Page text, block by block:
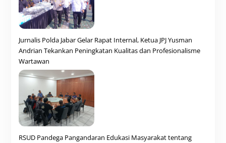
Jurnalis Polda Jabar Gelar Rapat Internal, Ketua JPJ Yusman
Andrian Tekankan Peningkatan Kualitas dan Profesionalisme
Wartawan
RSUD Pandega Pangandaran Edukasi Masyarakat tentang